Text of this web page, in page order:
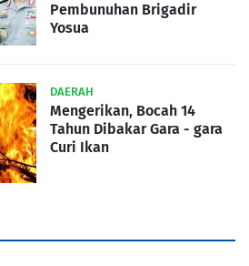
Pembunuhan Brigadir
Yosua
DAERAH
Mengerikan, Bocah 14
Tahun Dibakar Gara - gara
Curi Ikan